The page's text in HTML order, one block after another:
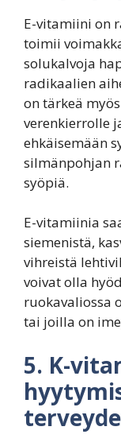
E-vitamiini on
toimii
solukalvoja
radikaalien
on tärkeä
verenkierrolle
ehkäisemään
silmänpohjan
syöpiä.
E-vitamiinia
siemenistä,
vihreistä
voivat olla
ruokavaliossa
tai joilla on
5. K-